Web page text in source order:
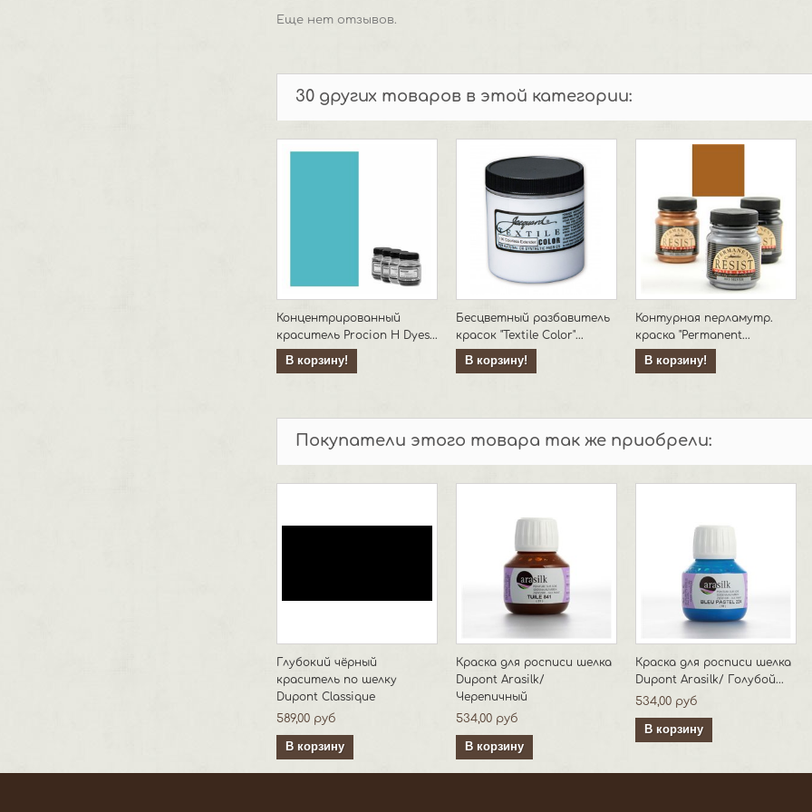
Еще нет отзывов.
30 других товаров в этой категории:
Концентрированный
краситель Procion H Dyes...
В корзину!
Бесцветный разбавитель
красок "Textile Color"...
В корзину!
Контурная перламутр.
краска "Permanent...
В корзину!
Покупатели этого товара так же приобрели:
Глубокий чёрный
краситель по шелку
Dupont Classique
589,00 руб
В корзину
Краска для росписи шелка
Dupont Arasilk/
Черепичный
534,00 руб
В корзину
Краска для росписи шелка
Dupont Arasilk/ Голубой...
534,00 руб
В корзину